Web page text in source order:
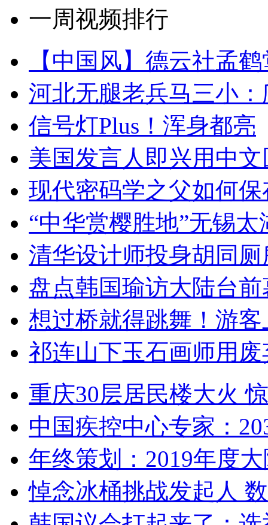
一周视频排行
【中国风】德云社孟
河北无腿老兵马三小
信号灯Plus！浑身都亮
美国发言人即兴用中
现代密码学之父如何
“中华赏樱胜地”无锡
清华设计师投身胡同
盘点韩国瑜访大陆台
想过桥就得跳舞！游客
祁连山下玉石画师用
重庆30层居民楼大火
中国疾控中心专家：
年终策划：2019年度
悼念冰桶挑战发起人